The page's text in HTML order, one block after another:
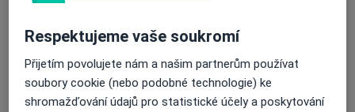
Na této adrese online kalendář není aktivní
Co mám v takové situaci udělat?
Respektujeme vaše soukromí
Přijetím povolujete nám a našim partnerům používat
soubory cookie (nebo podobné technologie) ke
shromažďování údajů pro statistické účely a poskytování